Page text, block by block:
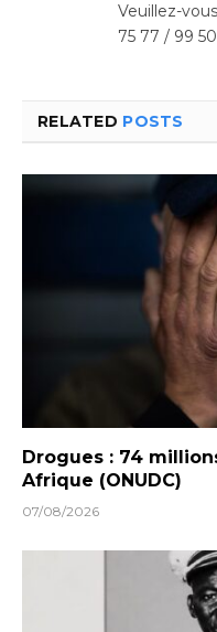
Veuillez-
75 77 / 99
RELATED POSTS
Drogues : 74
Afrique (ONUDC)
07/08/2026